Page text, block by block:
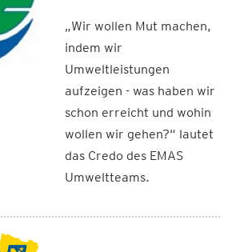
„Wir wollen Mut machen,
indem wir
Umweltleistungen
aufzeigen - was haben wir
schon erreicht und wohin
wollen wir gehen?“ lautet
das Credo des EMAS
Umweltteams.